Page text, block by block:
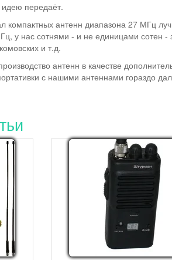
идею передаёт.
компактных антенн диапазона 27 МГц
у нас сотнями - и не единицами сотен
и т.д.
антенн в качестве
с нашими антеннами гораздо